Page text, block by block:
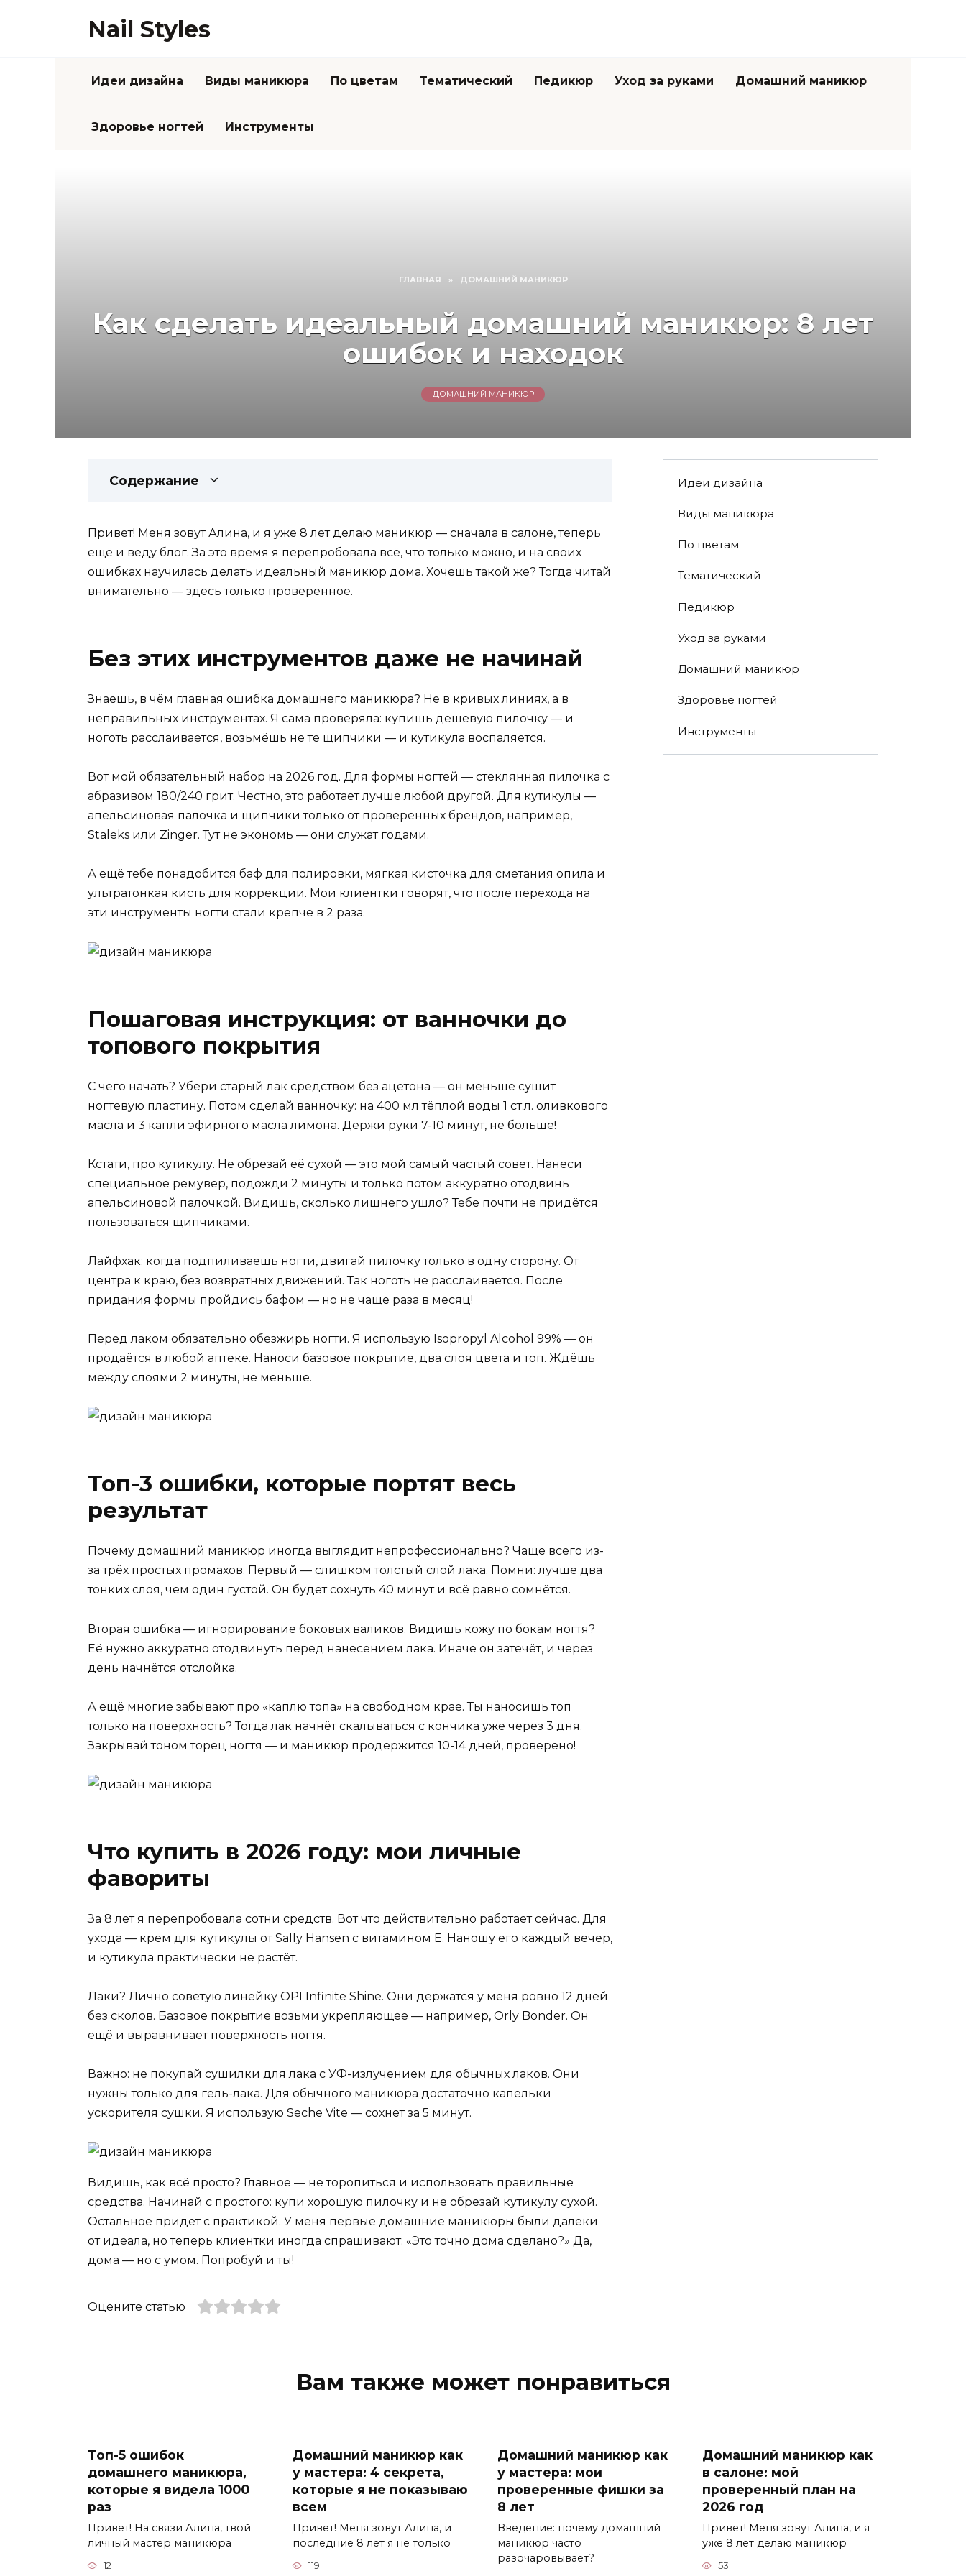
Nail Styles
Идеи дизайна Виды маникюра По цветам Тематический Педикюр Уход за руками Домашний маникюр
Здоровье ногтей Инструменты
ГЛАВНАЯ » ДОМАШНИЙ МАНИКЮР
Как сделать идеальный домашний маникюр: 8 лет
ошибок и находок
ДОМАШНИЙ МАНИКЮР
Содержание
Привет! Меня зовут Алина, и я уже 8 лет делаю маникюр — сначала в салоне, теперь
ещё и веду блог. За это время я перепробовала всё, что только можно, и на своих
ошибках научилась делать идеальный маникюр дома. Хочешь такой же? Тогда читай
внимательно — здесь только проверенное.
Без этих инструментов даже не начинай
Знаешь, в чём главная ошибка домашнего маникюра? Не в кривых линиях, а в
неправильных инструментах. Я сама проверяла: купишь дешёвую пилочку — и
ноготь расслаивается, возьмёшь не те щипчики — и кутикула воспаляется.
Вот мой обязательный набор на 2026 год. Для формы ногтей — стеклянная пилочка с
абразивом 180/240 грит. Честно, это работает лучше любой другой. Для кутикулы —
апельсиновая палочка и щипчики только от проверенных брендов, например,
Staleks или Zinger. Тут не экономь — они служат годами.
А ещё тебе понадобится баф для полировки, мягкая кисточка для сметания опила и
ультратонкая кисть для коррекции. Мои клиентки говорят, что после перехода на
эти инструменты ногти стали крепче в 2 раза.
Пошаговая инструкция: от ванночки до
топового покрытия
С чего начать? Убери старый лак средством без ацетона — он меньше сушит
ногтевую пластину. Потом сделай ванночку: на 400 мл тёплой воды 1 ст.л. оливкового
масла и 3 капли эфирного масла лимона. Держи руки 7-10 минут, не больше!
Кстати, про кутикулу. Не обрезай её сухой — это мой самый частый совет. Нанеси
специальное ремувер, подожди 2 минуты и только потом аккуратно отодвинь
апельсиновой палочкой. Видишь, сколько лишнего ушло? Тебе почти не придётся
пользоваться щипчиками.
Лайфхак: когда подпиливаешь ногти, двигай пилочку только в одну сторону. От
центра к краю, без возвратных движений. Так ноготь не расслаивается. После
придания формы пройдись бафом — но не чаще раза в месяц!
Перед лаком обязательно обезжирь ногти. Я использую Isopropyl Alcohol 99% — он
продаётся в любой аптеке. Наноси базовое покрытие, два слоя цвета и топ. Ждёшь
между слоями 2 минуты, не меньше.
Топ-3 ошибки, которые портят весь
результат
Почему домашний маникюр иногда выглядит непрофессионально? Чаще всего из-
за трёх простых промахов. Первый — слишком толстый слой лака. Помни: лучше два
тонких слоя, чем один густой. Он будет сохнуть 40 минут и всё равно сомнётся.
Вторая ошибка — игнорирование боковых валиков. Видишь кожу по бокам ногтя?
Её нужно аккуратно отодвинуть перед нанесением лака. Иначе он затечёт, и через
день начнётся отслойка.
А ещё многие забывают про «каплю топа» на свободном крае. Ты наносишь топ
только на поверхность? Тогда лак начнёт скалываться с кончика уже через 3 дня.
Закрывай тоном торец ногтя — и маникюр продержится 10-14 дней, проверено!
Что купить в 2026 году: мои личные
фавориты
За 8 лет я перепробовала сотни средств. Вот что действительно работает сейчас. Для
ухода — крем для кутикулы от Sally Hansen с витамином Е. Наношу его каждый вечер,
и кутикула практически не растёт.
Лаки? Лично советую линейку OPI Infinite Shine. Они держатся у меня ровно 12 дней
без сколов. Базовое покрытие возьми укрепляющее — например, Orly Bonder. Он
ещё и выравнивает поверхность ногтя.
Важно: не покупай сушилки для лака с УФ-излучением для обычных лаков. Они
нужны только для гель-лака. Для обычного маникюра достаточно капельки
ускорителя сушки. Я использую Seche Vite — сохнет за 5 минут.
Видишь, как всё просто? Главное — не торопиться и использовать правильные
средства. Начинай с простого: купи хорошую пилочку и не обрезай кутикулу сухой.
Остальное придёт с практикой. У меня первые домашние маникюры были далеки
от идеала, но теперь клиентки иногда спрашивают: «Это точно дома сделано?» Да,
дома — но с умом. Попробуй и ты!
Оцените статью
Идеи дизайна
Виды маникюра
По цветам
Тематический
Педикюр
Уход за руками
Домашний маникюр
Здоровье ногтей
Инструменты
Вам также может понравиться
Топ-5 ошибок
домашнего маникюра,
которые я видела 1000
раз
Привет! На связи Алина, твой
личный мастер маникюра
12
Домашний маникюр как
у мастера: 4 секрета,
которые я не показываю
всем
Привет! Меня зовут Алина, и
последние 8 лет я не только
119
Домашний маникюр как
у мастера: мои
проверенные фишки за
8 лет
Введение: почему домашний
маникюр часто
разочаровывает?
Домашний маникюр как
в салоне: мой
проверенный план на
2026 год
Привет! Меня зовут Алина, и я
уже 8 лет делаю маникюр
53